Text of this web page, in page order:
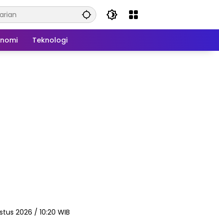
Teknologi
2026 / 10:20 WIB